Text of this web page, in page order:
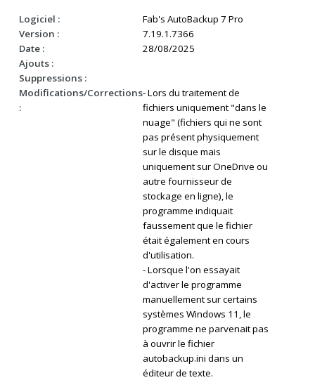
Logiciel :
Fab's AutoBackup 7 Pro
Version :
7.19.1.7366
Date :
28/08/2025
Ajouts :
Suppressions :
Modifications/Corrections
:
- Lors du traitement de
fichiers uniquement "dans le
nuage" (fichiers qui ne sont
pas présent physiquement
sur le disque mais
uniquement sur OneDrive ou
autre fournisseur de
stockage en ligne), le
programme indiquait
faussement que le fichier
était également en cours
d'utilisation.
- Lorsque l'on essayait
d'activer le programme
manuellement sur certains
systèmes Windows 11, le
programme ne parvenait pas
à ouvrir le fichier
autobackup.ini dans un
éditeur de texte.